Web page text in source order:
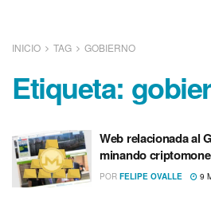
INICIO TAG GOBIERNO
Etiqueta:
Web relacionada al
minando
POR FELIPE OVALLE 9